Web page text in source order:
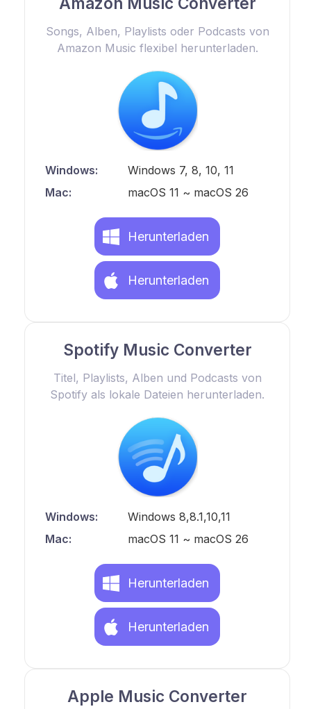
Songs, Alben, Playlists oder Podcasts von
Amazon Music flexibel herunterladen.
Windows:
Windows 7, 8, 10, 11
Mac:
macOS 11 ~ macOS 26
Herunterladen
Herunterladen
Spotify Music Converter
Titel, Playlists, Alben und Podcasts von
Spotify als lokale Dateien herunterladen.
Windows:
Windows 8,8.1,10,11
Mac:
macOS 11 ~ macOS 26
Herunterladen
Herunterladen
Apple Music Converter